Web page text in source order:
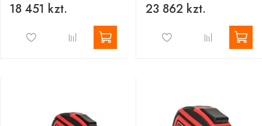
18 451 kzt. 23 862 kzt.